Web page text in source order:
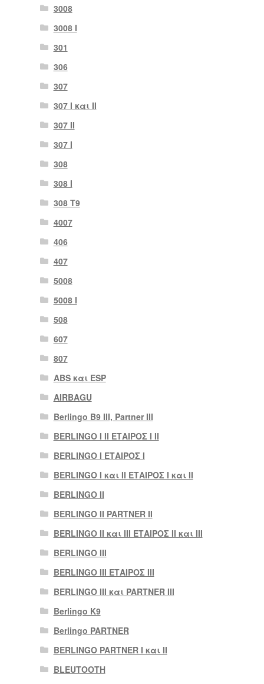
3008
3008 Ι
301
306
307
307 I και II
307 II
307 Ι
308
308 Ι
308 Τ9
4007
406
407
5008
5008 Ι
508
607
807
ABS και ESP
AIRBAGU
Berlingo B9 III, Partner III
BERLINGO I II ΕΤΑΙΡΟΣ I II
BERLINGO I ΕΤΑΙΡΟΣ Ι
BERLINGO I και II ΕΤΑΙΡΟΣ I και II
BERLINGO II
BERLINGO II PARTNER II
BERLINGO II και III ΕΤΑΙΡΟΣ II και III
BERLINGO III
BERLINGO III ΕΤΑΙΡΟΣ III
BERLINGO III και PARTNER III
Berlingo K9
Berlingo PARTNER
BERLINGO PARTNER I και II
BLEUTOOTH